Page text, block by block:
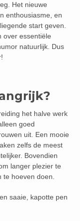
Het nieuwe
enthousiasme, en
start geven.
over essentiële
natuurlijk. Dus
het halve werk
goed
uit. Een mooie
zelfs de meest
Bovendien
langer plezier te
te hoeven doen.
saaie, kapotte pen